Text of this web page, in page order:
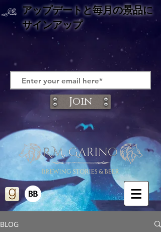
アップデートと毎月の景品に
サインアップ
Join
BLOG